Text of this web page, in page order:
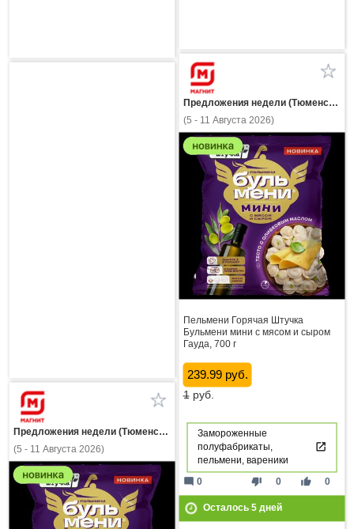
Предложения недели (Тюменская область)
(5 - 11 Августа 2026)
Пельмени Горячая Штучка
Бульмени мини с мясом и сыром
Гауда, 700 г
239.99 руб.
1руб.
Замороженные
полуфабрикаты,
пельмени, вареники
thumb_down 0 thumb_up 0
mode_comment 0
Осталось 5дней
Предложения недели (Тюменская область)
(5 - 11 Августа 2026)